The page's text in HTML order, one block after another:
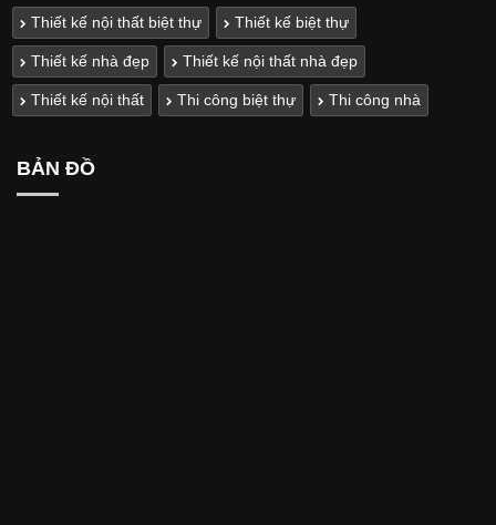
Thiết kế nội thất biệt thự Thiết kế biệt thự
Thiết kế nhà đẹp Thiết kế nội thất nhà đẹp
Thiết kế nội thất Thi công biệt thự Thi công nhà
BẢN ĐỒ